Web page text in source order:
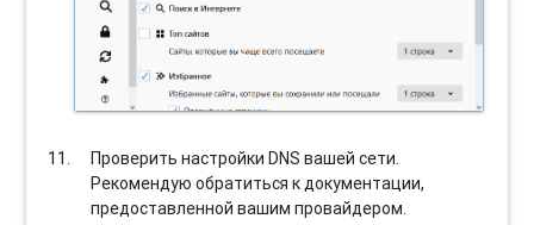
Проверить настройки DNS вашей сети.
Рекомендую обратиться к документации,
предоставленной вашим провайдером.